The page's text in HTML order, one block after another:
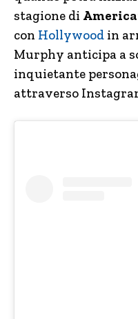
stagione di
con Hollywood in
Murphy anticipa a
inquietante
attraverso